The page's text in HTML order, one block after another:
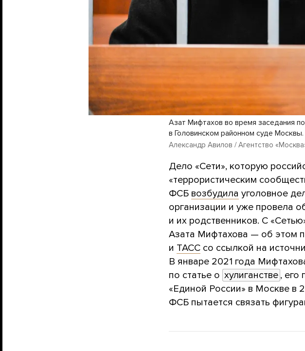
Азат Мифтахов во время заседания
в Головинском районном суде
Александр Авилов / Агентство
Дело «Сети», которую
«террористическим
ФСБ возбудила уголовное
организации и уже провела
и их родственников. С
Азата Мифтахова — об этом
и ТАСС со ссылкой на
В январе 2021 года
по статье о хулиганстве , его
«Единой России» в Москве в
ФСБ пытается связать